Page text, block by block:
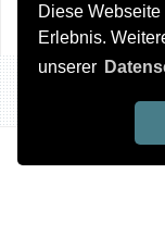
Diese
Erlebnis.
unserer